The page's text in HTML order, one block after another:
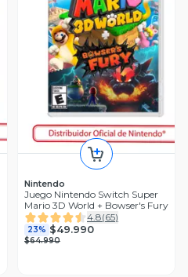
Nintendo
Juego Nintendo Switch Super
Mario 3D World + Bowser's Fury
4.8(65)
23% $49.990
$64.990